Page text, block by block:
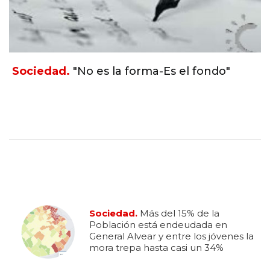
Sociedad. "No es la forma-Es el fondo"
Sociedad. Más del 15% de la
Población está endeudada en
General Alvear y entre los jóvenes la
mora trepa hasta casi un 34%